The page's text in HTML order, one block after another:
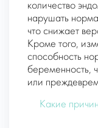
количество
нарушать
что снижает
Кроме того,
способность
беременность,
или
Какие